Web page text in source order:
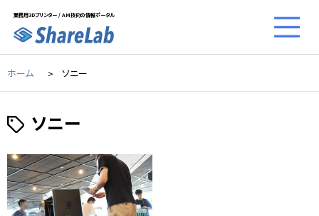
業務用3Dプリンター / AM技術の情報ポータル
ホーム ソニー
ソニー